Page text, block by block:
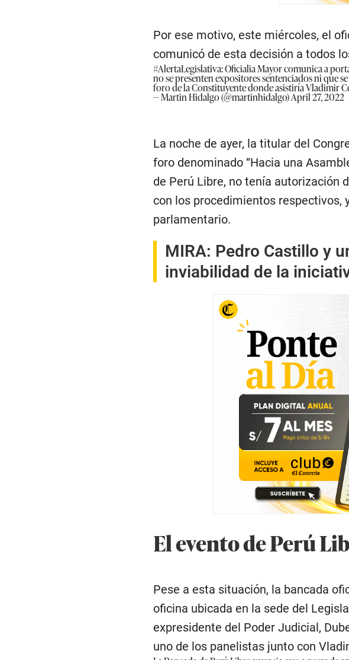
Por ese motivo, este miércoles, el
comunicó de esta decisión a todos
#AlertaLegislativa: Oficialia Mayor comunica a
no se presenten expositores sentenciados ni que
foro de la Constituyente donde asistiría Vladimir
— Martin Hidalgo (@martinhidalgo)April 27, 2022
La noche de ayer, la titular del
foro denominado “Hacia una
de Perú Libre, no tenía autorización
con los procedimientos respectivos,
parlamentario.
MIRA: Pedro Castillo y
inviabilidad de la
El evento de Perú
Pese a esta situación, la bancada
oficina ubicada en la sede del
expresidente del Poder Judicial,
uno de los panelistas junto con